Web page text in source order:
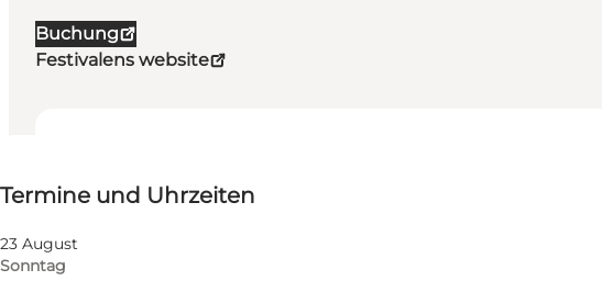
Buchung
Festivalens website
Termine und Uhrzeiten
23 August
Sonntag
Website besuchen